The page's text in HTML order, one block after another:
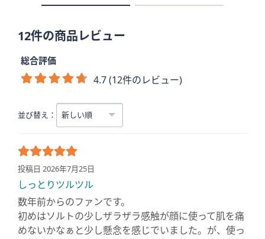
12件の商品レビュー
総合評価
4.7 (12件のレビュー)
並び替え：
投稿日 2026年7月25日
しっとりツルツル
数年前からのファンです。
初めはソルトの少しザラザラ感触が顔に使って肌を痛
めないかなぁと少し懸念を感じでいました。が、使っ